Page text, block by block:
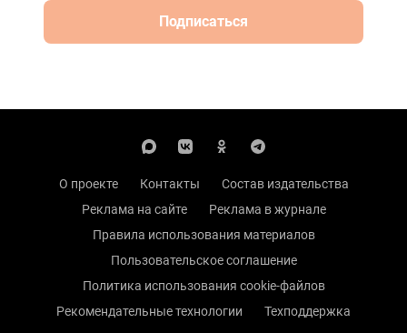
Подписаться
О проекте Контакты
Состав издательства
Реклама на сайте
Реклама в журнале
Правила использования материалов
Пользовательское соглашение
Политика использования cookie-файлов
Рекомендательные технологии
Техподдержка